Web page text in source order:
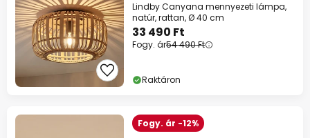
Lindby Canyana mennyezeti lámpa,
natúr, rattan, Ø 40 cm
33 490 Ft
Fogy. ár54 490 Ft
Raktáron
Fogy. ár -12%